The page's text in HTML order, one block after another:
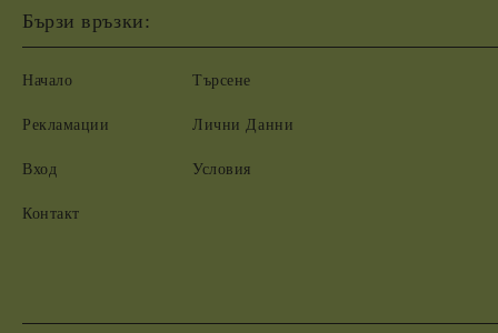
Бързи връзки:
Начало
Рекламации
Вход
Контакт
Търсене
Лични Данни
Условия